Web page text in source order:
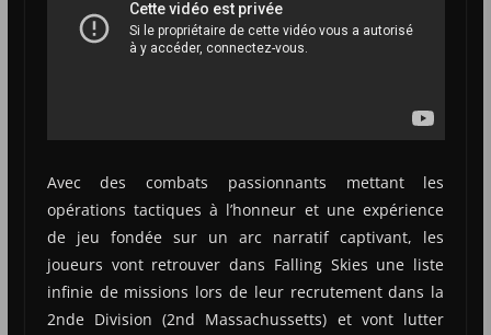
Avec des combats passionnants mettant les
opérations tactiques à l’honneur et une expérience
de jeu fondée sur un arc narratif captivant, les
joueurs vont retrouver dans Falling Skies une liste
infinie de missions lors de leur recrutement dans la
2nde Division (2nd Massachussetts) et vont lutter